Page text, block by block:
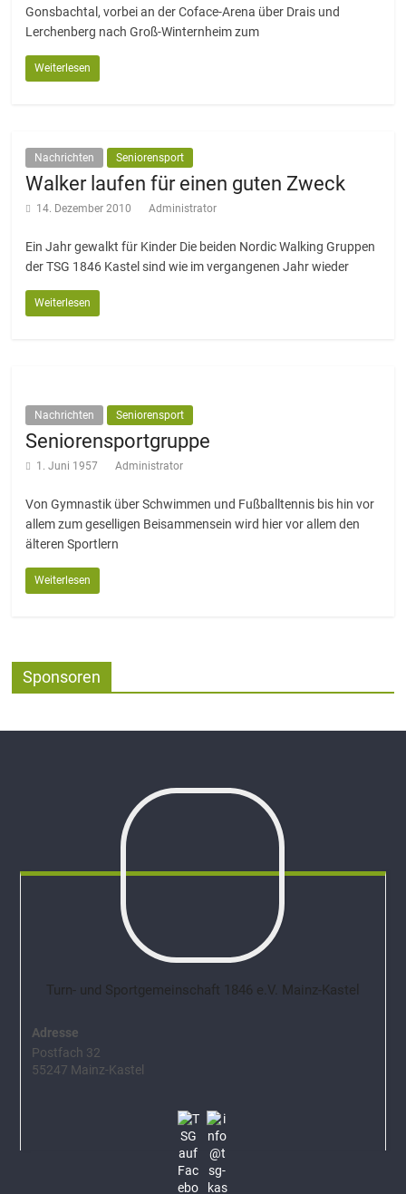
Gonsbachtal, vorbei an der Coface-Arena über Drais und
Lerchenberg nach Groß-Winternheim zum
Weiterlesen
Nachrichten Seniorensport
Walker laufen für einen guten Zweck
14. Dezember 2010 Administrator
Ein Jahr gewalkt für Kinder Die beiden Nordic Walking Gruppen
der TSG 1846 Kastel sind wie im vergangenen Jahr wieder
Weiterlesen
Nachrichten Seniorensport
Seniorensportgruppe
1. Juni 1957 Administrator
Von Gymnastik über Schwimmen und Fußballtennis bis hin vor
allem zum geselligen Beisammensein wird hier vor allem den
älteren Sportlern
Weiterlesen
Sponsoren
Turn- und Sportgemeinschaft 1846 e.V. Mainz-Kastel
Adresse
Postfach 32
55247 Mainz-Kastel